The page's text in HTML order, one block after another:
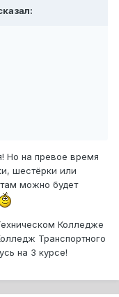
Но на превое время
шестёрки или
можно будет
Колледже
Транспортного
на 3 курсе!